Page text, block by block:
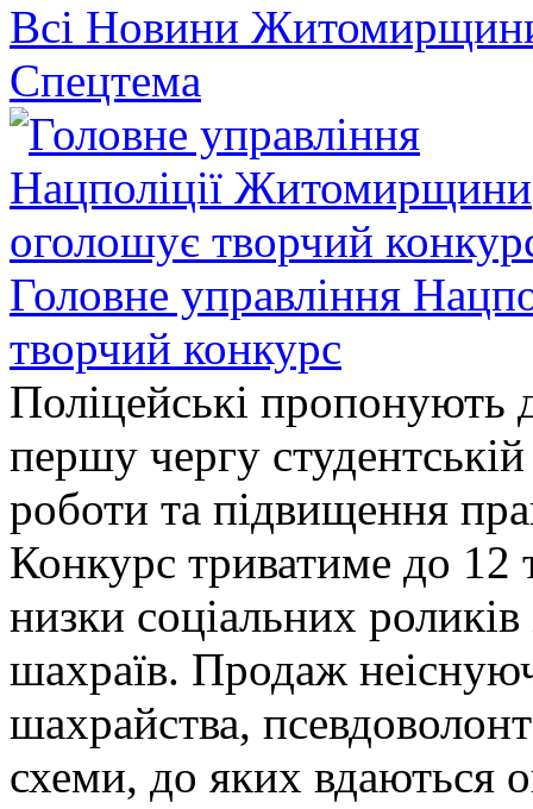
Всі Новини
Спецтема
Головне управління
творчий конкурс
Поліцейські пропонують
першу чергу
роботи та підвищення
Конкурс триватиме до 12
низки соціальних
шахраїв. Продаж
шахрайства,
схеми, до яких